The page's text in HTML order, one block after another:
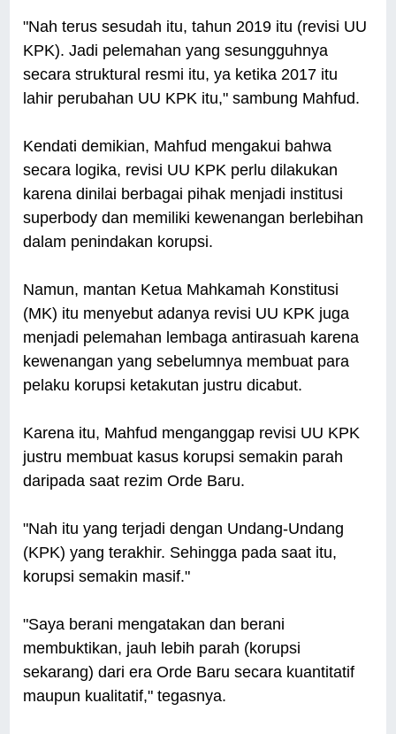
"Nah terus sesudah itu, tahun 2019 itu (revisi UU
KPK). Jadi pelemahan yang sesungguhnya
secara struktural resmi itu, ya ketika 2017 itu
lahir perubahan UU KPK itu," sambung Mahfud.
Kendati demikian, Mahfud mengakui bahwa
secara logika, revisi UU KPK perlu dilakukan
karena dinilai berbagai pihak menjadi institusi
superbody dan memiliki kewenangan berlebihan
dalam penindakan korupsi.
Namun, mantan Ketua Mahkamah Konstitusi
(MK) itu menyebut adanya revisi UU KPK juga
menjadi pelemahan lembaga antirasuah karena
kewenangan yang sebelumnya membuat para
pelaku korupsi ketakutan justru dicabut.
Karena itu, Mahfud menganggap revisi UU KPK
justru membuat kasus korupsi semakin parah
daripada saat rezim Orde Baru.
"Nah itu yang terjadi dengan Undang-Undang
(KPK) yang terakhir. Sehingga pada saat itu,
korupsi semakin masif."
"Saya berani mengatakan dan berani
membuktikan, jauh lebih parah (korupsi
sekarang) dari era Orde Baru secara kuantitatif
maupun kualitatif," tegasnya.